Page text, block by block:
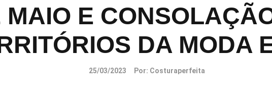
MAIO E
DA MODA
25/03/2023 Por: Costuraperfeita